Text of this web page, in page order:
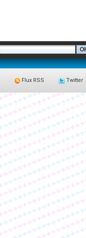
Flux RSS Twitter